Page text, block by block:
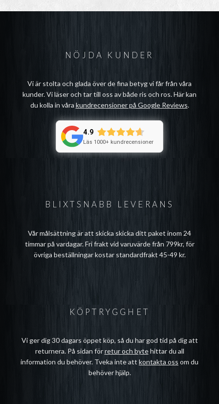
BLIXTSNABB LEVERANS
Vår målsättning är att skicka skicka ditt paket inom 24
timmar på vardagar. Fri frakt vid varuvärde från 799kr, för
övriga beställningar kostar standardfrakt 45-49 kr.
NÖJDA KUNDER
Vi är stolta och glada över de fina betyg vi får från våra
kunder. Vi läser och tar till oss av både ris och ros. Här kan
du kolla in våra kundrecensioner på Google Reviews.
4.9
Läs 1000+ kundrecensioner
KÖPTRYGGHET
Vi ger dig 30 dagars öppet köp, så du har god tid på dig att
returnera. På sidan förretur och bytehittar du all
information du behöver. Tveka inte att kontakta oss om du
behöver hjälp.